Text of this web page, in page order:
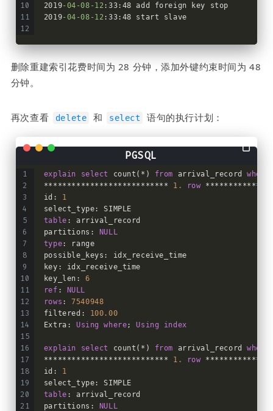
2019-04 -08 -12 :33:48 add foreign key stop
2019-04 -08 -12 :33:48 start slave
删除重建索引花费时间为 28 分钟，添加外键约束时间为 48
分钟。
再次查看 delete 和 select 语句的执行计划：
explain select count(*) from arrival_record where
*************************** 1. row
id: 1
select_type: SIMPLE
table : arrival_record
partitions: NULL
type: range
possible_keys: idx_receive_time
key: idx_receive_time
key_len: 6
ref : NULL
rows : 7540948
filtered: 100.00
Extra: Using where; Using index
explain select count(*) from arrival_record where
*************************** 1. row
id: 1
select_type: SIMPLE
table : arrival_record
partitions: NULL